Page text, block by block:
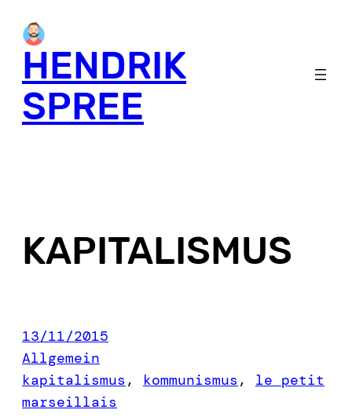
content
HENDRIK
SPREE
KAPITALISMUS
13/11/2015
Allgemein
kapitalismus , kommunismus , le petit
marseillais